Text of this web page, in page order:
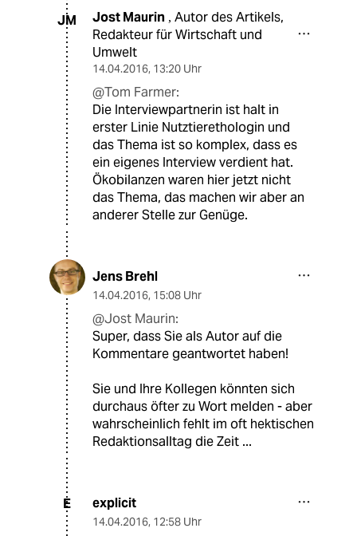
JM Jost Maurin , Autor des Artikels,
Redakteur für Wirtschaft und
Umwelt
14.04.2016, 13:20 Uhr
@Tom Farmer:
Die Interviewpartnerin ist halt in
erster Linie Nutztierethologin und
das Thema ist so komplex, dass es
ein eigenes Interview verdient hat.
Ökobilanzen waren hier jetzt nicht
das Thema, das machen wir aber an
anderer Stelle zur Genüge.
Jens Brehl
14.04.2016, 15:08 Uhr
@Jost Maurin:
Super, dass Sie als Autor auf die
Kommentare geantwortet haben!
Sie und Ihre Kollegen könnten sich
durchaus öfter zu Wort melden - aber
wahrscheinlich fehlt im oft hektischen
Redaktionsalltag die Zeit ...
E explicit
14.04.2016, 12:58 Uhr